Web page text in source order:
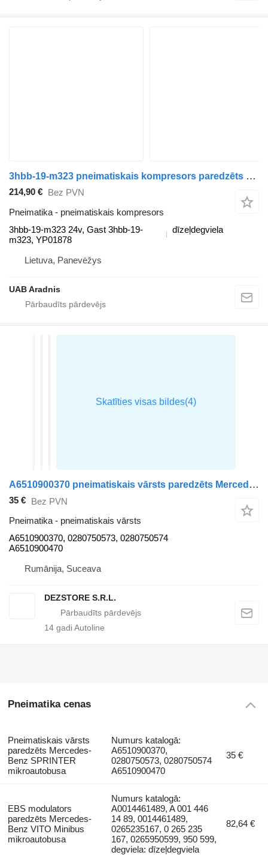
3hbb-19-m323 pneimatiskais kompresors paredzēts Nissan INTERSTAR Furgon (X70) mikroautobusa
214,90 €
Bez PVN
Pneimatika - pneimatiskais kompresors
3hbb-19-m323 24v, Gast 3hbb-19-
m323, YP01878
dīzeļdegviela
Lietuva, Panevėžys
UAB Aradnis
A6510900370 pneimatiskais vārsts paredzēts Mercedes-Benz SPRINTER mikroautobusa
35 € Bez PVN
Pneimatika - pneimatiskais vārsts
A6510900370, 0280750573, 0280750574
A6510900470
Rumānija, Suceava
DEZSTORE S.R.L.
14 gadi Autoline
Pneimatika cenas
Pneimatiskais vārsts
paredzēts Mercedes-
Benz SPRINTER
mikroautobusa
Numurs katalogā:
A6510900370,
0280750573, 0280750574
A6510900470
35 €
EBS modulators
paredzēts Mercedes-
Benz VITO Minibus
mikroautobusa
Numurs katalogā:
A0014461489, A 001 446
14 89, 0014461489,
0265235167, 0 265 235
167, 0265950599, 950 599,
degviela: dīzeļdegviela
82,64 €